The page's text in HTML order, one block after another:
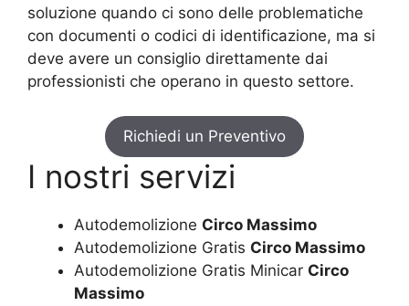
soluzione quando ci sono delle problematiche
con documenti o codici di identificazione, ma si
deve avere un consiglio direttamente dai
professionisti che operano in questo settore.
Richiedi un Preventivo
I nostri servizi
Autodemolizione Circo Massimo
Autodemolizione Gratis Circo Massimo
Autodemolizione Gratis Minicar Circo
Massimo